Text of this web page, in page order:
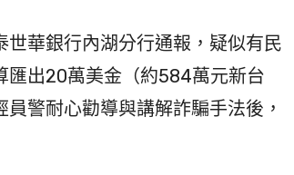
華銀行內湖分行通報，疑似有民
匯出20萬美金（約584萬元新台
警耐心勸導與講解詐騙手法後，